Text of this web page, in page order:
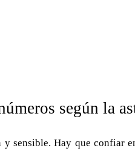
según la
y sensible. Hay que confiar